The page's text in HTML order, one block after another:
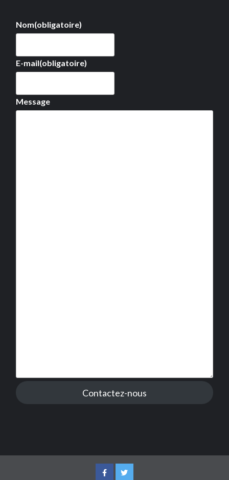
Nom(obligatoire)
E-mail(obligatoire)
Message
Contactez-nous